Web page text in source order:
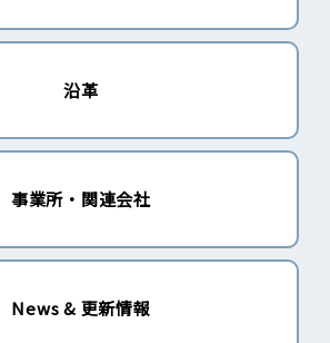
沿革
事業所・関連会社
News & 更新情報